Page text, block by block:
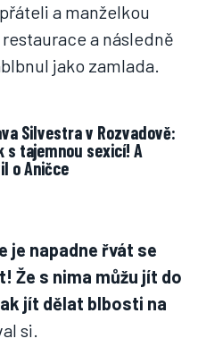
a manželkou
a následně
jako zamlada.
Silvestra v Rozvadově:
s tajemnou sexicí! A
o Aničce
je napadne řvát se
Že s nima můžu jít do
jít dělat blbosti na
si.